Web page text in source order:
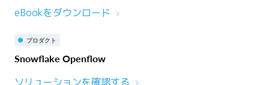
eBookをダウンロード
プロダクト
Snowflake Openflow
ソリューションを確認する